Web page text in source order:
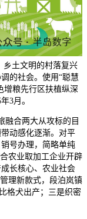
乡土文明的村落复兴
的社会。使用“聪慧
增粮先行区扶植纵深
3月。
合两大从攻标的目
动感化逐渐。对平
号办理，简略单纯
农业取加工企业开辟
长核心、农业社会
理新款式，段泊岚镇
格犬出产；三是织密